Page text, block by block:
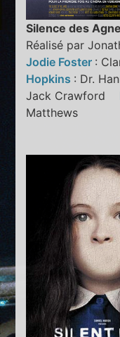
Silence des
Réalisé par
Jodie Foster :
Hopkins : Dr.
Jack Crawford
Matthews